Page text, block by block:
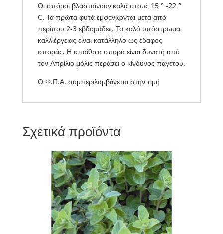
Οι σπόροι βλασταίνουν καλά στους 15 ° -22 °
C. Τα πρώτα φυτά εμφανίζονται μετά από
περίπου 2-3 εβδομάδες. Το καλό υπόστρωμα
καλλιέργειας είναι κατάλληλο ως έδαφος
σποράς. Η υπαίθρια σπορά είναι δυνατή από
τον Απρίλιο μόλις περάσει ο κίνδυνος παγετού.
Ο Φ.Π.Α. συμπεριλαμβάνεται στην τιμή
Σχετικά προϊόντα